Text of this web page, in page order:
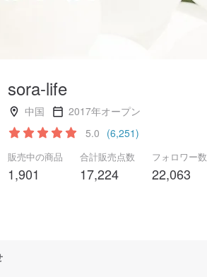
sora-life
中国
2017年オープン
5.0 (6,251)
販売中の商品
1,901
合計販売点数
17,224
フォロワー数
22,063